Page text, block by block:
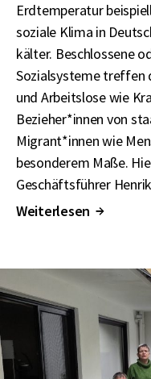
Erdtemperatur
soziale Klima in
kälter. Beschlossene
Sozialsysteme treffen
und Arbeitslose wie
Bezieher*innen von
Migrant*innen wie
besonderem Maße.
Geschäftsführer
Weiterlesen
↑